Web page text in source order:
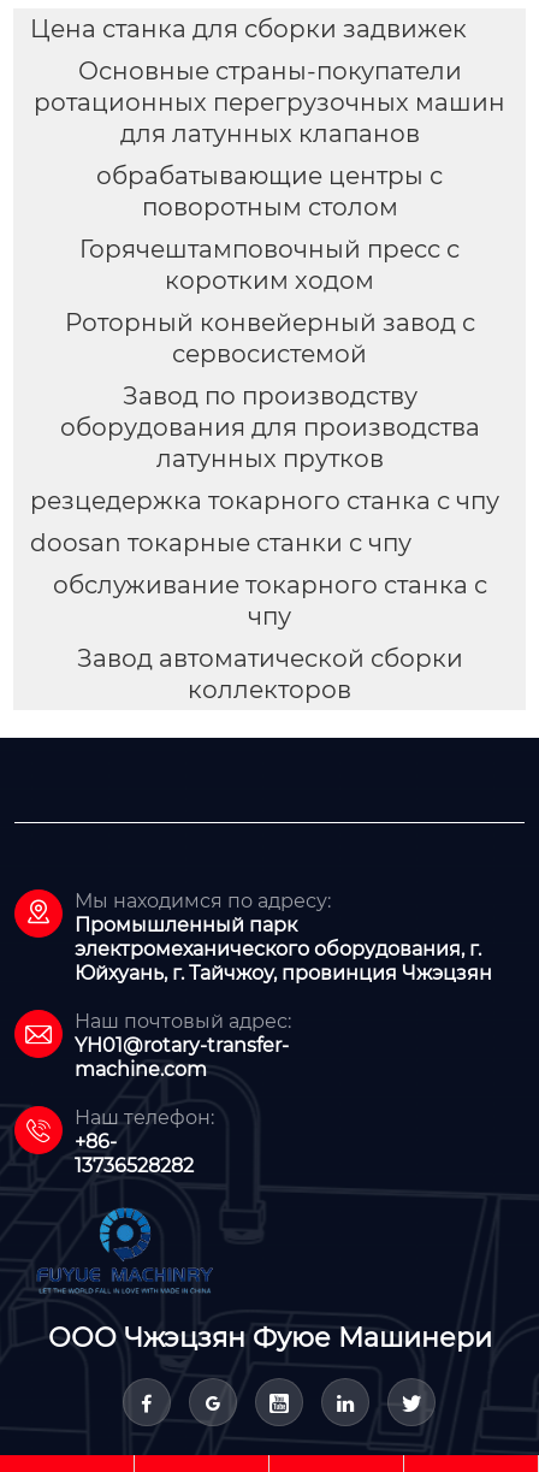
Цена станка для сборки задвижек
Основные страны-покупатели
ротационных перегрузочных машин
для латунных клапанов
обрабатывающие центры с
поворотным столом
Горячештамповочный пресс с
коротким ходом
Роторный конвейерный завод с
сервосистемой
Завод по производству
оборудования для производства
латунных прутков
резцедержка токарного станка с чпу
doosan токарные станки с чпу
обслуживание токарного станка с
чпу
Завод автоматической сборки
коллекторов

Мы находимся по адресу:
Промышленный парк
электромеханического оборудования, г.
Юйхуань, г. Тайчжоу, провинция Чжэцзян

Наш почтовый адрес:
YH01@rotary-transfer-
machine.com

Наш телефон:
+86-
13736528282
ООО Чжэцзян Фуюе Машинери
    